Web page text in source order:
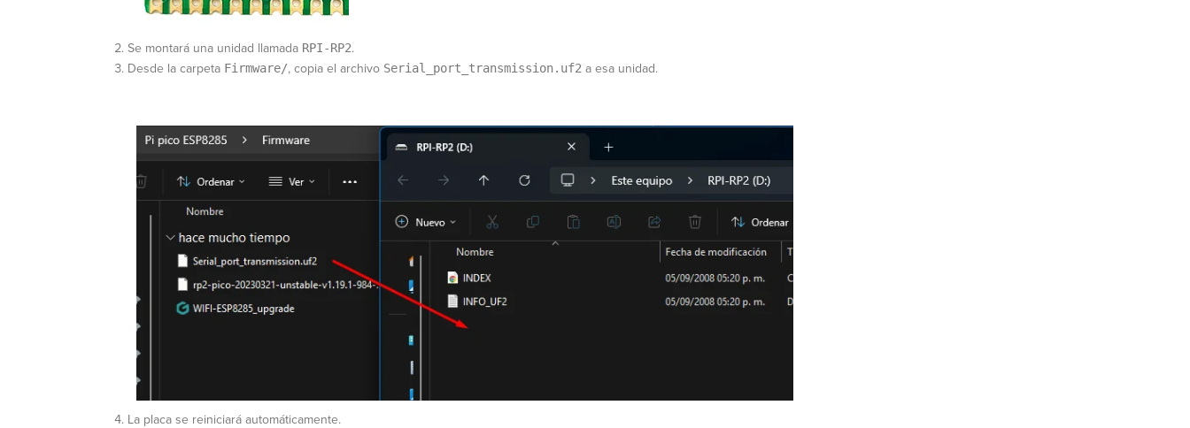
Se montará una unidad llamada RPI-RP2.
Desde la carpeta Firmware/, copia el archivo Serial_port_transmission.uf2 a esa unidad.
La placa se reiniciará automáticamente.